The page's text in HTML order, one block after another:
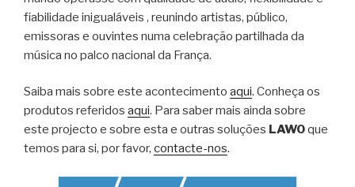
fiabilidade inigualáveis ​, reunindo artistas, público,
emissoras e ouvintes numa celebração partilhada da
música no palco nacional da França.
Saiba mais sobre este acontecimento aqui. Conheça os
produtos referidos aqui. Para saber mais ainda sobre
este projecto e sobre esta e outras soluções LAWOque
temos para si, por favor, contacte-nos.